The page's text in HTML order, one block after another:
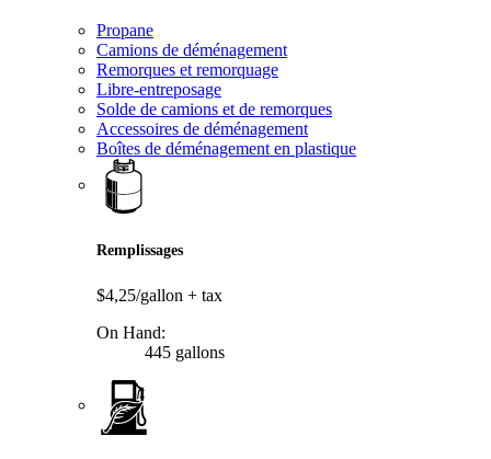
Propane
Camions de déménagement
Remorques et remorquage
Libre-entreposage
Solde de camions et de remorques
Accessoires de déménagement
Boîtes de déménagement en plastique
Remplissages
$4,25/gallon + tax
On Hand:
445 gallons